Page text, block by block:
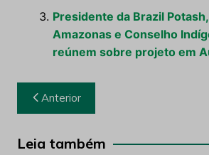
Presidente da Brazil
Amazonas e Conselho
reúnem sobre projeto em
Navegação
de
Post
Anterior
Leia também